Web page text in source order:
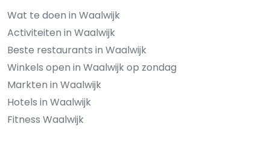
Wat te doen in Waalwijk
Activiteiten in Waalwijk
Beste restaurants in Waalwijk
Winkels open in Waalwijk op zondag
Markten in Waalwijk
Hotels in Waalwijk
Fitness Waalwijk